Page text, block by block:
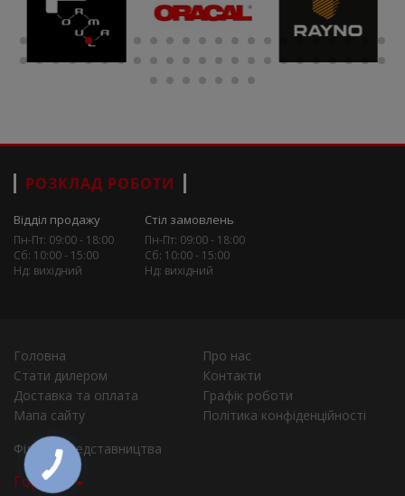
РОЗКЛАД РОБОТИ
Відділ продажу
Пн-Пт: 09:00 - 18:00
Сб: 10:00 - 15:00
Нд: вихідний
Стіл замовлень
Пн-Пт: 09:00 - 18:00
Сб: 10:00 - 15:00
Нд: вихідний
Головна
Про нас
Стати дилером
Контакти
Доставка та оплата
Графік роботи
Мапа сайту
Політика конфіденційності
Філії та представництва
Города